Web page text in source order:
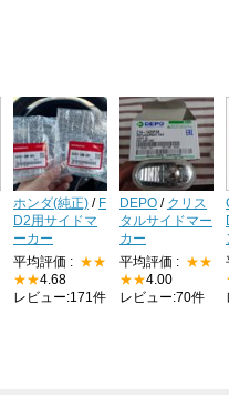
ホンダ(純正) / F
D2用サイドマ
ーカー
平均評価 : ★★
★★4.68
レビュー:171件
DEPO / クリス
タルサイドマー
カー
平均評価 : ★★
★★4.00
レビュー:70件